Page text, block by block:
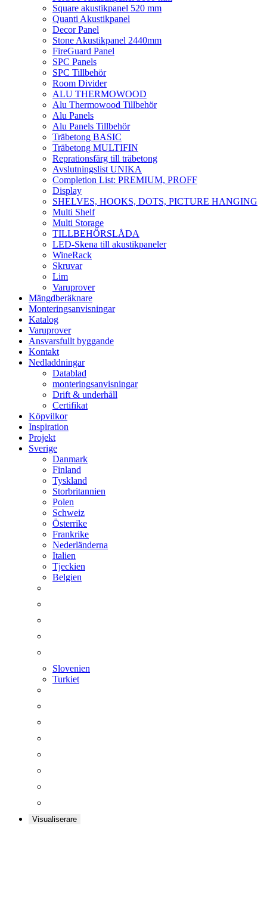
Square akustikpanel 520 mm
Quanti Akustikpanel
Decor Panel
Stone Akustikpanel 2440mm
FireGuard Panel
SPC Panels
SPC Tillbehör
Room Divider
ALU THERMOWOOD
Alu Thermowood Tillbehör
Alu Panels
Alu Panels Tillbehör
Träbetong BASIC
Träbetong MULTIFIN
Reprationsfärg till träbetong
Avslutningslist UNIKA
Completion List: PREMIUM, PROFF
Display
SHELVES, HOOKS, DOTS, PICTURE HANGING
Multi Shelf
Multi Storage
TILLBEHÖRSLÅDA
LED-Skena till akustikpaneler
WineRack
Skruvar
Lim
Varuprover
Mängdberäknare
Monteringsanvisningar
Katalog
Varuprover
Ansvarsfullt byggande
Kontakt
Nedladdningar
Datablad
monteringsanvisningar
Drift & underhåll
Certifikat
Köpvilkor
Inspiration
Projekt
Sverige
Danmark
Finland
Tyskland
Storbritannien
Polen
Schweiz
Österrike
Frankrike
Nederländerna
Italien
Tjeckien
Belgien
Slovenien
Turkiet
Visualiserare